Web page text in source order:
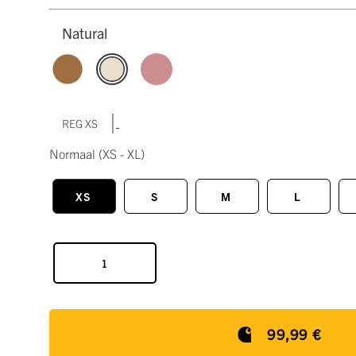
Natural
REG XS |
Normaal (XS - XL)
XS S M L
99,99 €